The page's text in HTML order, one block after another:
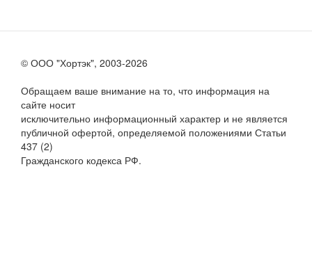
© ООО "Хортэк", 2003-2026
Обращаем ваше внимание на то, что информация на
сайте носит
исключительно информационный характер и не является
публичной офертой, определяемой положениями Статьи
437 (2)
Гражданского кодекса РФ.